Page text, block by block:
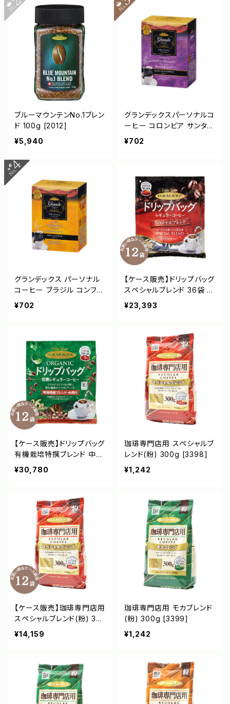
ブルーマウンテンNo.1ブレン
ド 100g [2012]
¥5,940
グランデックスパーソナルコ
ーヒー コロンビア サンタ・
クラウディア [3279]
¥702
グランデックス パーソナル
コーヒー ブラジル コンフィ
アンサ [3285]
¥702
【ケース販売】ドリップバッグ
スペシャルブレンド 36袋 [3
577]
¥23,393
【ケース販売】ドリップバッグ
有機栽培特撰ブレンド 中煎
り 36袋 [3565]
¥30,780
珈琲専門店用 スペシャルブ
レンド(粉) 300g [3398]
¥1,242
【ケース販売】珈琲専門店用
スペシャルブレンド(粉) 30
0g [3398]
¥14,159
珈琲専門店用 モカブレンド
(粉) 300g [3399]
¥1,242